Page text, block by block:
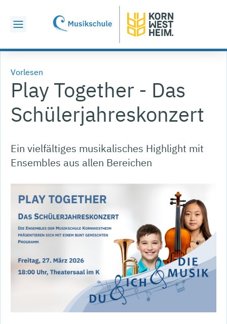
Vorlesen
Play Together - Das
Schülerjahreskonzert
Ein vielfältiges musikalisches Highlight mit
Ensembles aus allen Bereichen